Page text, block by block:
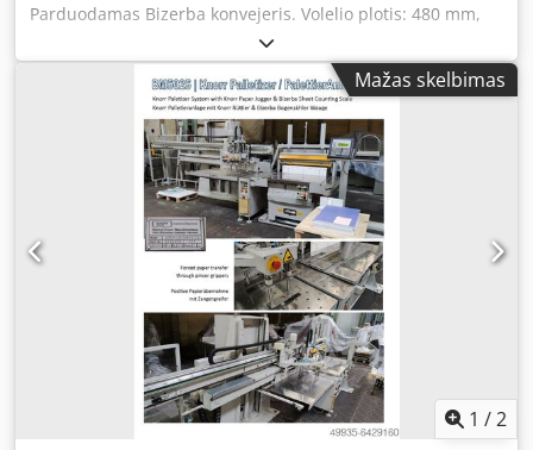
Parduodamas Bizerba konvejeris. Volelio plotis: 480 mm,
ilgis: 1500 mm, prailginimas: 660 mm, aukštis iki juostos:
1050 mm. (Nr. 73A) Grynasis kaina: 300 Eur. Crjdpfx
Mažas skelbimas
1 /2